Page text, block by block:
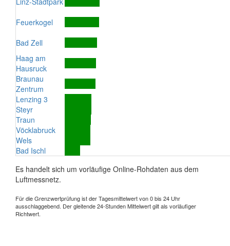
Feuerkogel
Bad Zell
Haag am
Hausruck
Braunau
Zentrum
Lenzing 3
Steyr
Traun
Vöcklabruck
Wels
Bad Ischl
Es handelt sich um vorläufige Online-Rohdaten aus dem
Luftmessnetz.
Für die Grenzwertprüfung ist der Tagesmittelwert von 0 bis 24 Uhr
ausschlaggebend. Der gleitende 24-Stunden Mittelwert gilt als vorläufiger
Richtwert.